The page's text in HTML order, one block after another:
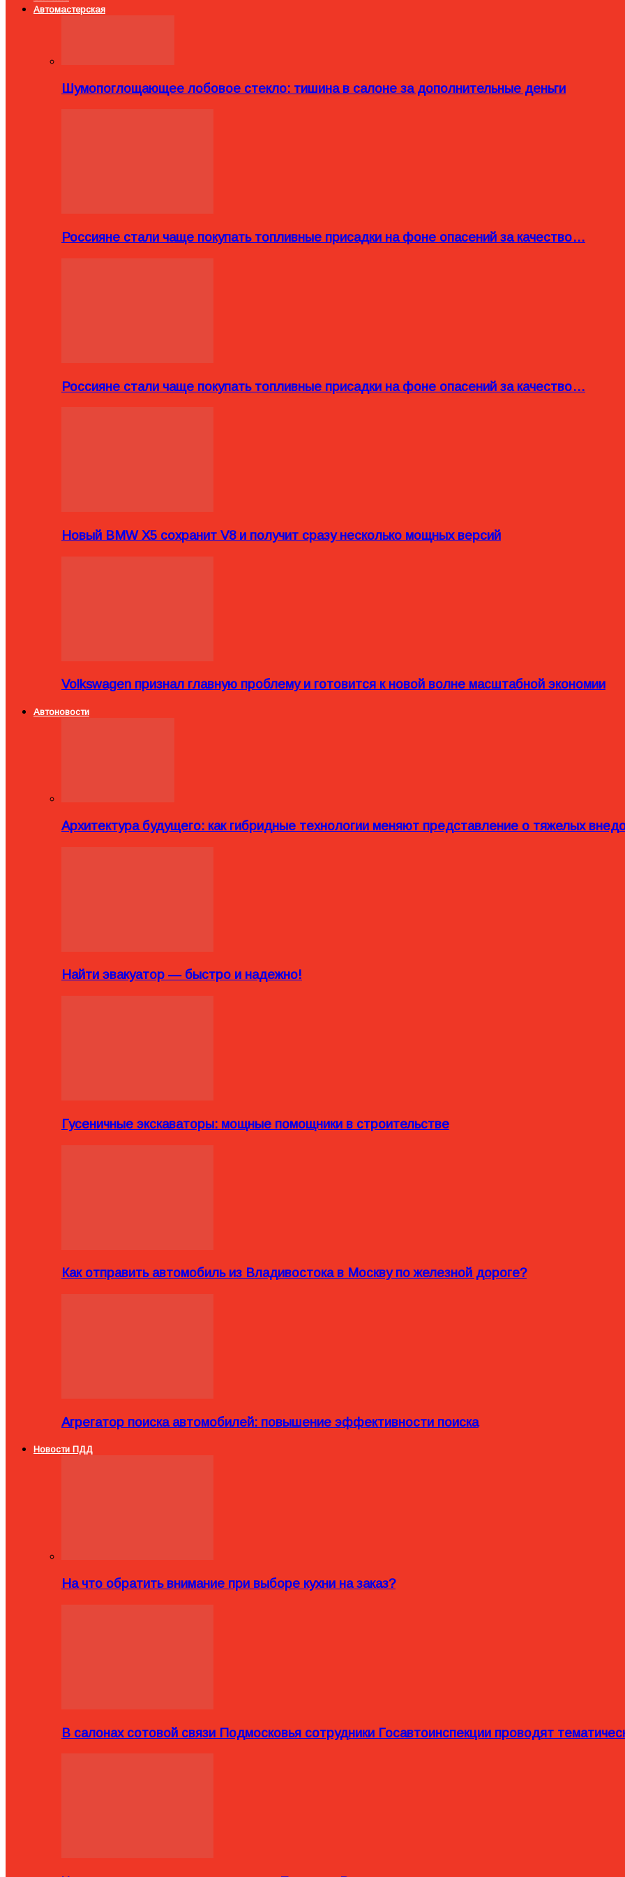
Автомастерская
Шумопоглощающее лобовое стекло: тишина в салоне за дополнительные деньги
Россияне стали чаще покупать топливные присадки на фоне опасений за качество…
Россияне стали чаще покупать топливные присадки на фоне опасений за качество…
Новый BMW X5 сохранит V8 и получит сразу несколько мощных версий
Volkswagen признал главную проблему и готовится к новой волне масштабной экономии
Автоновости
Архитектура будущего: как гибридные технологии меняют представление о тяжелых
Найти эвакуатор — быстро и надежно!
Гусеничные экскаваторы: мощные помощники в строительстве
Как отправить автомобиль из Владивостока в Москву по железной дороге?
Агрегатор поиска автомобилей: повышение эффективности поиска
Новости ПДД
На что обратить внимание при выборе кухни на заказ?
В салонах сотовой связи Подмосковья сотрудники Госавтоинспекции проводят